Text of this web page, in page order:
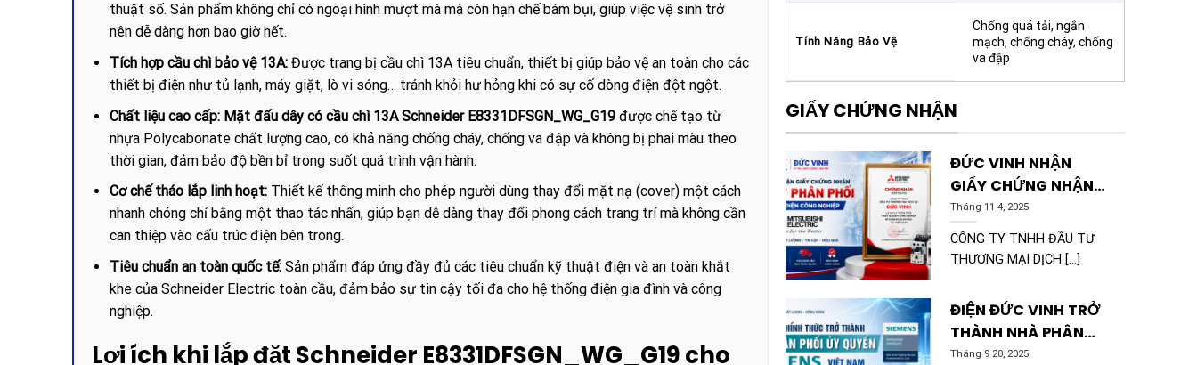
thuật số. Sản phẩm không chỉ có ngoại hình mượt mà mà còn hạn chế bám bụi, giúp việc vệ sinh trở
nên dễ dàng hơn bao giờ hết.
Tích hợp cầu chì bảo vệ 13A: Được trang bị cầu chì 13A tiêu chuẩn, thiết bị giúp bảo vệ an toàn cho các
thiết bị điện như tủ lạnh, máy giặt, lò vi sóng… tránh khỏi hư hỏng khi có sự cố dòng điện đột ngột.
Chất liệu cao cấp: Mặt đấu dây có cầu chì 13A Schneider E8331DFSGN_WG_G19 được chế tạo từ
nhựa Polycabonate chất lượng cao, có khả năng chống cháy, chống va đập và không bị phai màu theo
thời gian, đảm bảo độ bền bỉ trong suốt quá trình vận hành.
Cơ chế tháo lắp linh hoạt: Thiết kế thông minh cho phép người dùng thay đổi mặt nạ (cover) một cách
nhanh chóng chỉ bằng một thao tác nhấn, giúp bạn dễ dàng thay đổi phong cách trang trí mà không cần
can thiệp vào cấu trúc điện bên trong.
Tiêu chuẩn an toàn quốc tế: Sản phẩm đáp ứng đầy đủ các tiêu chuẩn kỹ thuật điện và an toàn khắt
khe của Schneider Electric toàn cầu, đảm bảo sự tin cậy tối đa cho hệ thống điện gia đình và công
nghiệp.
Lợi ích khi lắp đặt Schneider E8331DFSGN_WG_G19 cho
Tính Năng Bảo Vệ
Chống quá tải, ngắn
mạch, chống cháy, chống
va đập
GIẤY CHỨNG NHẬN
ĐỨC VINH NHẬN
GIẤY CHỨNG NHẬN
ĐẠI LÝ PHÂN PHỐI
THIẾT BỊ ĐIỆN CÔNG
NGHIỆP MITSUBISHI
Tháng 11 4, 2025
CÔNG TY TNHH ĐẦU TƯ
THƯƠNG MẠI DỊCH [...]
ĐIỆN ĐỨC VINH TRỞ
THÀNH NHÀ PHÂN
PHỐI ỦY QUYỀN
Tháng 9 20, 2025